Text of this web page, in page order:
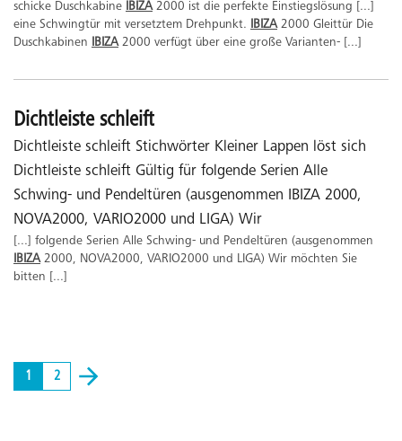
schicke Duschkabine IBIZA2000 ist die perfekte Einstiegslösung [...]
eine Schwingtür mit versetztem Drehpunkt. IBIZA2000 Gleittür Die
Duschkabinen IBIZA2000 verfügt über eine große Varianten- [...]
Dichtleiste schleift
Dichtleiste schleift Stichwörter Kleiner Lappen löst sich
Dichtleiste schleift Gültig für folgende Serien Alle
Schwing- und Pendeltüren (ausgenommen IBIZA 2000,
NOVA2000, VARIO2000 und LIGA) Wir
[...] folgende Serien Alle Schwing- und Pendeltüren (ausgenommen
IBIZA2000, NOVA2000, VARIO2000 und LIGA) Wir möchten Sie
bitten [...]
1 2